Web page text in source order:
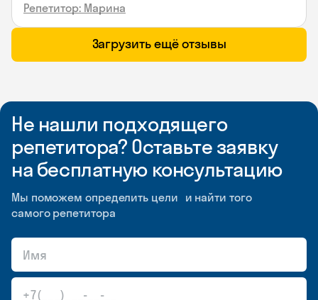
Репетитор: Марина
Загрузить ещё отзывы
Не нашли подходящего
репетитора? Оставьте заявку
на бесплатную консультацию
Мы поможем определить цели и найти того
самого репетитора